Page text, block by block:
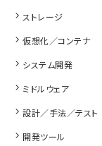
ストレージ
仮想化／コンテナ
システム開発
ミドルウェア
設計／手法／テスト
開発ツール